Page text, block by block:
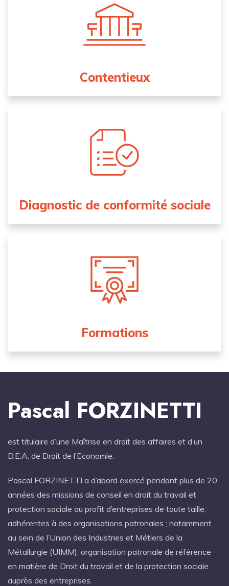
Contentieux
Diagnostic de conformité sociale
Formations
Pascal FORZINETTI
est titulaire d’une Maîtrise en droit des affaires et d’un
D.E.A. de Droit de l’Economie.
Pascal FORZINETTI a d’abord exercé pendant plus de 20
années des missions de conseil en droit du travail et
protection sociale au profit d’entreprises de toute taille,
adhérentes à des organisations patronales ; notamment
au sein de l’Union des Industries et Métiers de la
Métallurgie (UIMM), organisation patronale de référence
en matière de Droit du travail et de la protection sociale
auprès des entreprises.